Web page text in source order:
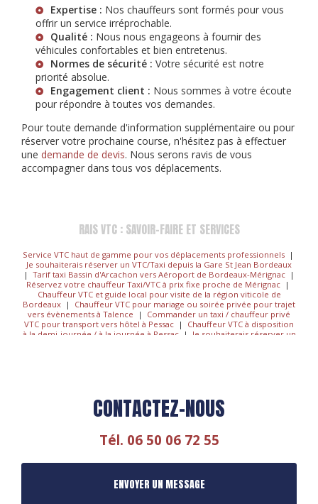
Expertise : Nos chauffeurs sont formés pour vous
offrir un service irréprochable.
Qualité : Nous nous engageons à fournir des
véhicules confortables et bien entretenus.
Normes de sécurité : Votre sécurité est notre
priorité absolue.
Engagement client : Nous sommes à votre écoute
pour répondre à toutes vos demandes.
Pour toute demande d'information supplémentaire ou pour
réserver votre prochaine course, n'hésitez pas à effectuer
une demande de devis. Nous serons ravis de vous
accompagner dans tous vos déplacements.
RAIS VTC : SAVOIR-FAIRE ET SERVICES
Service VTC haut de gamme pour vos déplacements professionnels|
Je souhaiterais réserver un VTC/Taxi depuis la Gare St Jean Bordeaux
| Tarif taxi Bassin d'Arcachon vers Aéroport de Bordeaux-Mérignac |
Réservez votre chauffeur Taxi/VTC à prix fixe proche de Mérignac |
Chauffeur VTC et guide local pour visite de la région viticole de
Bordeaux | Chauffeur VTC pour mariage ou soirée privée pour trajet
vers évènements à Talence | Commander un taxi / chauffeur privé
VTC pour transport vers hôtel à Pessac | Chauffeur VTC à disposition
à la demi-journée / à la journée à Pessac| Je souhaiterais réserver un
VTC/Taxi pour une prise en charge à la Gare de Bordeaux Saint-Jean
Transfert de l'aéroport de Bordeaux-Mérignac vers le centre ville avec
Chauffeur VTC personnel pour visites et excursions
touristiques autour de Lormont|Private driver for Bordeaux's
transport de particulier vers aéroport de Bordeaux-Mérignac|
Chauffeur privée VTC pour réservation de course pas
CONTACTEZ-NOUS
Tél. 06 50 06 72 55
ENVOYER UN MESSAGE